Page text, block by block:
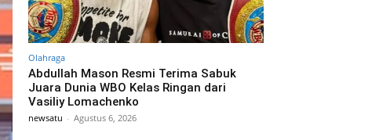
Olahraga
Abdullah Mason Resmi Terima Sabuk
Juara Dunia WBO Kelas Ringan dari
Vasiliy Lomachenko
newsatu - Agustus 6, 2026